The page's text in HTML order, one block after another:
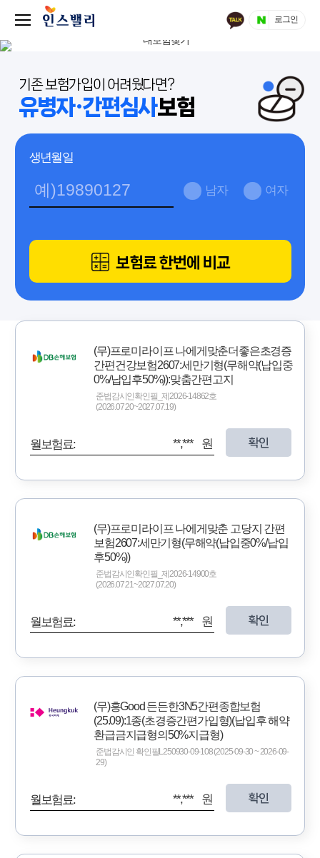
로그인
기존 보험가입이 어려웠다면?
유병자·간편심사보험
생년월일
남자 여자
보험료 한번에 비교
(무)프로미라이프 나에게맞춘더좋은초경증
간편건강보험2607:세만기형(무해약(납입중
0%/납입후50%)):맞춤간편고지
준법감시인확인필_제2026-14862호
(2026.07.20~2027.07.19)
월보험료: **,*** 원 확인
(무)프로미라이프 나에게맞춘 고당지 간편
보험2607:세만기형(무해약(납입중0%/납입
후50%))
준법감시인확인필_제2026-14900호
(2026.07.21~2027.07.20)
월보험료: **,*** 원 확인
(무)흥Good 든든한3N5간편종합보험
(25.09):1종(초경증간편가입형)(납입후 해약
환급금지급형의50%지급형)
준법감시인 확인필L250930-09-108 (2025-09-30 ~ 2026-09-
29)
월보험료: **,*** 원 확인